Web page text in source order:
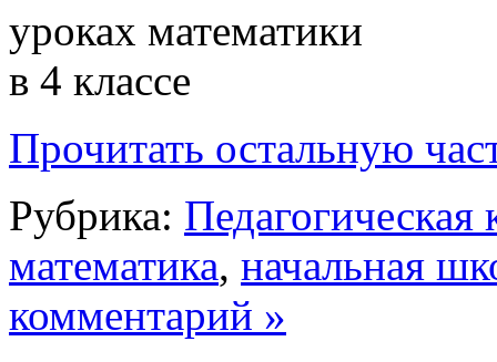
Прочитать остальную
Рубрика: Педагогическая
математика, начальная
комментарий »